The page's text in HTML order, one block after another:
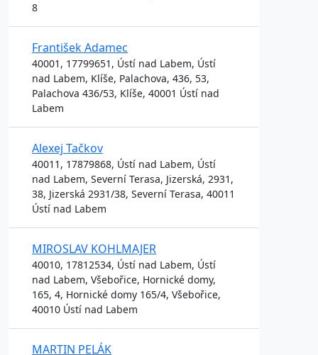
8
František Adamec
40001, 17799651, Ústí nad Labem, Ústí
nad Labem, Klíše, Palachova, 436, 53,
Palachova 436/53, Klíše, 40001 Ústí nad
Labem
Alexej Tačkov
40011, 17879868, Ústí nad Labem, Ústí
nad Labem, Severní Terasa, Jizerská, 2931,
38, Jizerská 2931/38, Severní Terasa, 40011
Ústí nad Labem
MIROSLAV KOHLMAJER
40010, 17812534, Ústí nad Labem, Ústí
nad Labem, Všebořice, Hornické domy,
165, 4, Hornické domy 165/4, Všebořice,
40010 Ústí nad Labem
MARTIN PELÁK